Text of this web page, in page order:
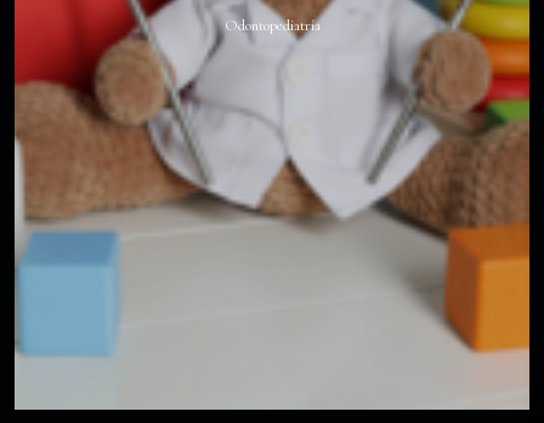
Odontopediatría